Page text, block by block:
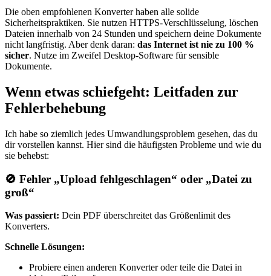
Die oben empfohlenen Konverter haben alle solide
Sicherheitspraktiken. Sie nutzen HTTPS-Verschlüsselung, löschen
Dateien innerhalb von 24 Stunden und speichern deine Dokumente
nicht langfristig. Aber denk daran: das Internet ist nie zu 100 %
sicher. Nutze im Zweifel Desktop-Software für sensible
Dokumente.
Wenn etwas schiefgeht: Leitfaden zur
Fehlerbehebung
Ich habe so ziemlich jedes Umwandlungsproblem gesehen, das du
dir vorstellen kannst. Hier sind die häufigsten Probleme und wie du
sie behebst:
🚫 Fehler „Upload fehlgeschlagen“ oder „Datei zu
groß“
Was passiert: Dein PDF überschreitet das Größenlimit des
Konverters.
Schnelle Lösungen:
Probiere einen anderen Konverter oder teile die Datei in